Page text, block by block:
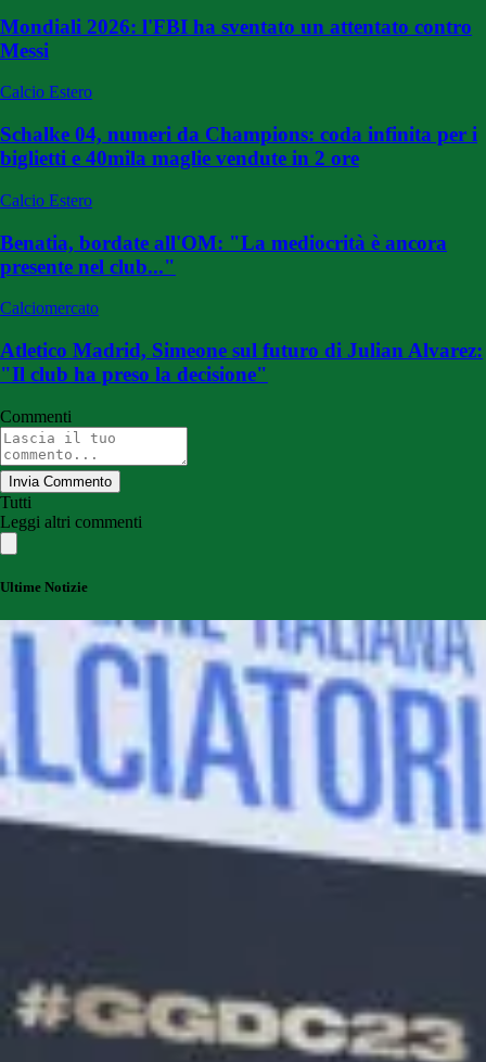
Mondiali 2026: l'FBI ha sventato un attentato contro
Messi
Calcio Estero
Schalke 04, numeri da Champions: coda infinita per i
biglietti e 40mila maglie vendute in 2 ore
Calcio Estero
Benatia, bordate all'OM: "La mediocrità è ancora
presente nel club..."
Calciomercato
Atletico Madrid, Simeone sul futuro di Julian Alvarez:
"Il club ha preso la decisione"
Commenti
Invia Commento
Tutti
Leggi altri commenti
Ultime Notizie